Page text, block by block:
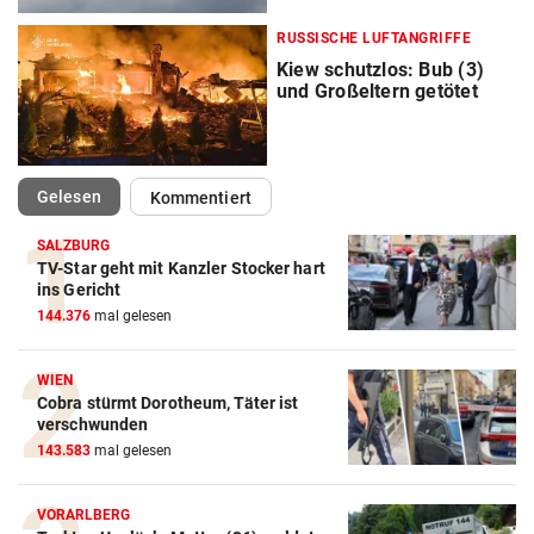
RUSSISCHE LUFTANGRIFFE
Kiew schutzlos: Bub (3)
und Großeltern getötet
Gelesen(ausgewählt)Kommentiert
SALZBURG
TV-Star geht mit Kanzler Stocker hart
ins Gericht
144.376 mal gelesen
WIEN
Cobra stürmt Dorotheum, Täter ist
verschwunden
143.583 mal gelesen
VORARLBERG